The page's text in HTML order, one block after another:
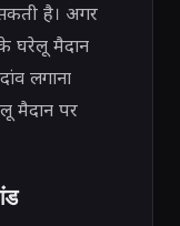
है। अगर
घरेलू मैदान
लगाना
मैदान पर